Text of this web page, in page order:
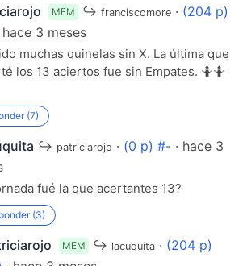
MEM ↪franciscomore · (204 p)
hace 3 meses
muchas quinelas sin X. La última que
los 13 aciertos fue sin Empates. 🤷🤷
(7)
↪ patriciarojo · (0 p) #-· hace 3
fué la que acertantes 13?
(3)
MEM ↪ lacuquita · (204 p)